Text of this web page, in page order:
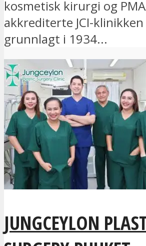
kosmetisk kirurgi og
akkrediterte JCI-klinikken
grunnlagt i 1934...
JUNGCEYLON